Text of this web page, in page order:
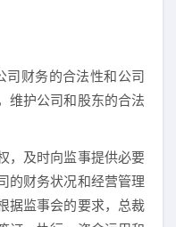
司财务的合法性和公司
维护公司和股东的合法
，及时向监事提供必要
的财务状况和经营管理
据监事会的要求，总裁